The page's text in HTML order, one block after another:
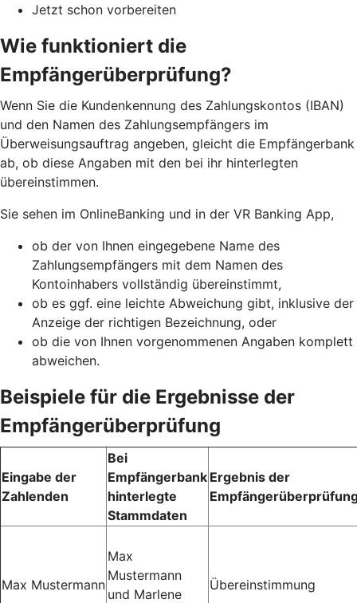
Jetzt schon vorbereiten
Wie funktioniert die
Empfängerüberprüfung?
Wenn Sie die Kundenkennung des Zahlungskontos (IBAN)
und den Namen des Zahlungsempfängers im
Überweisungsauftrag angeben, gleicht die Empfängerbank
ab, ob diese Angaben mit den bei ihr hinterlegten
übereinstimmen.
Sie sehen im OnlineBanking und in der VR Banking App,
ob der von Ihnen eingegebene Name des
Zahlungsempfängers mit dem Namen des
Kontoinhabers vollständig übereinstimmt,
ob es ggf. eine leichte Abweichung gibt, inklusive der
Anzeige der richtigen Bezeichnung, oder
ob die von Ihnen vorgenommenen Angaben komplett
abweichen.
Beispiele für die Ergebnisse der
Empfängerüberprüfung
Eingabe der
Zahlenden
Bei
Empfängerbank
hinterlegte
Stammdaten
Ergebnis der
Max Mustermann
Max
Mustermann
und Marlene
Übereinstimmung